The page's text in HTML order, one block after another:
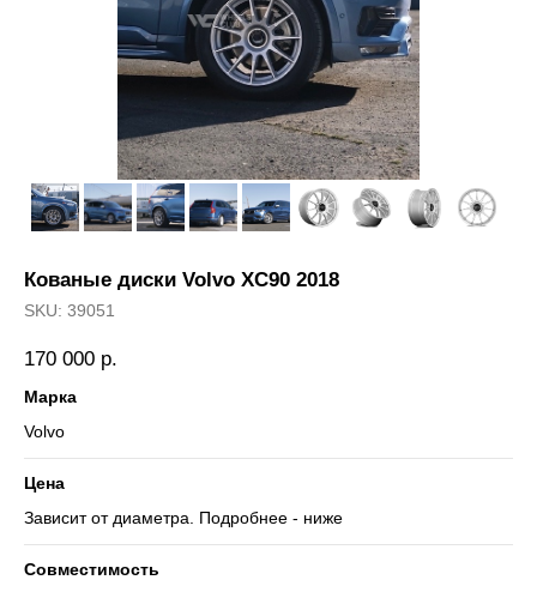
Кованые диски Volvo XC90 2018
SKU: 39051
170 000 р.
Марка
Volvo
Цена
Зависит от диаметра. Подробнее - ниже
Совместимость